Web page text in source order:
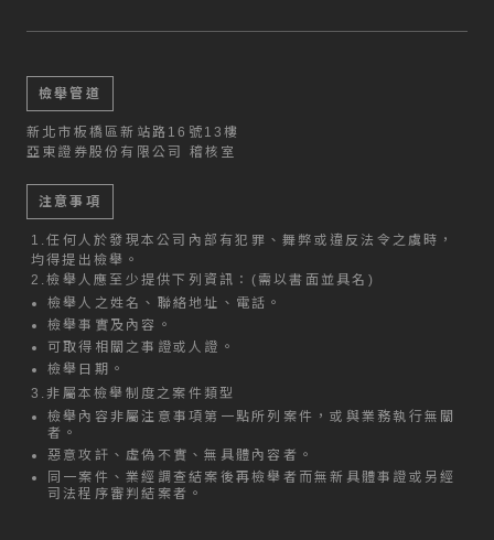
檢舉管道
新北市板橋區新站路16號13樓
亞東證券股份有限公司 稽核室
注意事項
1.任何人於發現本公司內部有犯罪、舞弊或違反法令之虞時，
均得提出檢舉。
2.檢舉人應至少提供下列資訊：(需以書面並具名)
檢舉人之姓名、聯絡地址、電話。
檢舉事實及內容。
可取得相關之事證或人證。
檢舉日期。
3.非屬本檢舉制度之案件類型
檢舉內容非屬注意事項第一點所列案件，或與業務執行無關
者。
惡意攻訐、虛偽不實、無具體內容者。
同一案件、業經調查結案後再檢舉者而無新具體事證或另經
司法程序審判結案者。